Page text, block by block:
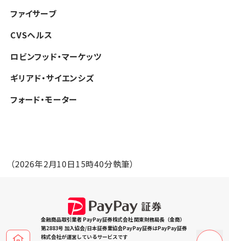
ファイサーブ
CVSヘルス
ロビンフッド・マーケッツ
ギリアド・サイエンシズ
フォード・モーター
（2026年2月10日15時40分執筆）
金融商品取引業者 PayPay証券株式会社 関東財務局長（金商）
第2883号 加入協会/日本証券業協会PayPay証券はPayPay証券
株式会社が運営しているサービスです